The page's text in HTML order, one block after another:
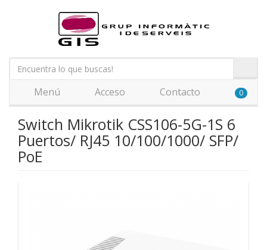
Menú Acceso Contacto 0
Switch Mikrotik CSS106-5G-1S 6
Puertos/ RJ45 10/100/1000/ SFP/
PoE